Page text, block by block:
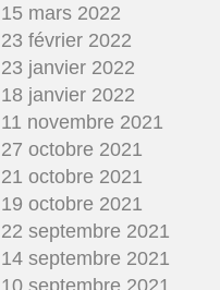
15 mars 2022
23 février 2022
23 janvier 2022
18 janvier 2022
11 novembre 2021
27 octobre 2021
21 octobre 2021
19 octobre 2021
22 septembre 2021
14 septembre 2021
10 septembre 2021